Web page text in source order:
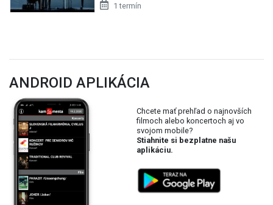
1 termín
ANDROID APLIKÁCIA
Chcete mať prehľad o najnovších
filmoch alebo koncertoch aj vo
svojom mobile?
Stiahnite si bezplatne našu
aplikáciu.